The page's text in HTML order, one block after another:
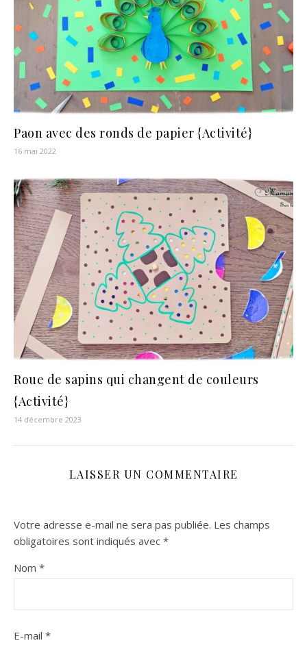
Paon avec des ronds de papier {Activité}
16 mai 2022
Roue de sapins qui changent de couleurs
{Activité}
14 décembre 2023
LAISSER UN COMMENTAIRE
Votre adresse e-mail ne sera pas publiée. Les champs
obligatoires sont indiqués avec *
Nom *
E-mail *